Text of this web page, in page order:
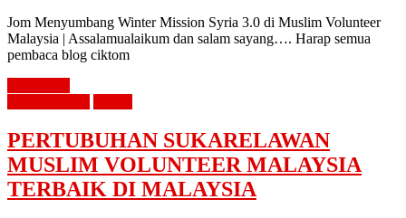
Jom Menyumbang Winter Mission Syria 3.0 di Muslim Volunteer
Malaysia | Assalamualaikum dan salam sayang…. Harap semua
pembaca blog ciktom
PERTUBUHAN SUKARELAWAN
MUSLIM VOLUNTEER MALAYSIA
TERBAIK DI MALAYSIA